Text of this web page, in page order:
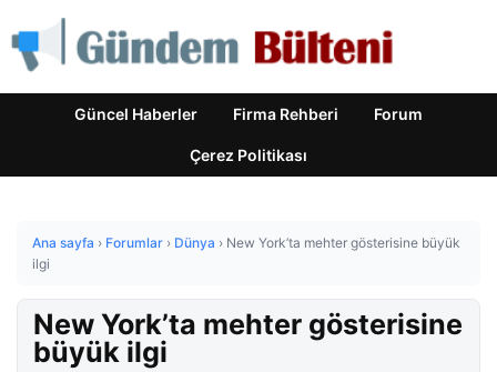
Güncel Haberler Firma Rehberi Forum
Çerez Politikası
Ana sayfa › Forumlar › Dünya › New York’ta mehter gösterisine büyük
ilgi
New York’ta mehter gösterisine
büyük ilgi